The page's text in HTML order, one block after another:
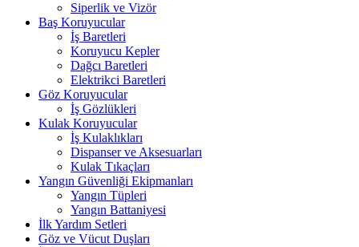
Siperlik ve Vizör
Baş Koruyucular
İş Baretleri
Koruyucu Kepler
Dağcı Baretleri
Elektrikci Baretleri
Göz Koruyucular
İş Gözlükleri
Kulak Koruyucular
İş Kulaklıkları
Dispanser ve Aksesuarları
Kulak Tıkaçları
Yangın Güvenliği Ekipmanları
Yangın Tüpleri
Yangın Battaniyesi
İlk Yardım Setleri
Göz ve Vücut Duşları